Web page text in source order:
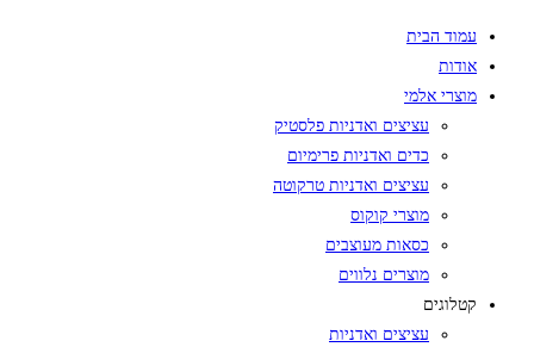
עמוד הבית
אודות
מוצרי אלמי
עציצים ואדניות פלסטיק
כדים ואדניות פרימיום
עציצים ואדניות טרקוטה
מוצרי קוקוס
כסאות מעוצבים
מוצרים נלווים
קטלוגים
עציצים ואדניות